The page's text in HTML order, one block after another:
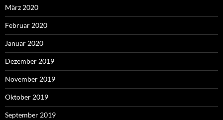
März 2020
Februar 2020
Januar 2020
Dezember 2019
November 2019
Oktober 2019
September 2019